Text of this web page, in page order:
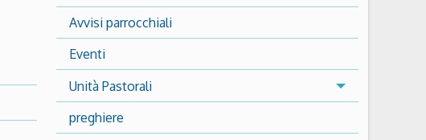
Avvisi parrocchiali
Eventi
Unità Pastorali
preghiere